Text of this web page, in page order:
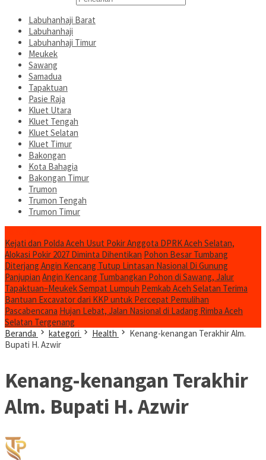
Labuhanhaji Barat
Labuhanhaji
Labuhanhaji Timur
Meukek
Sawang
Samadua
Tapaktuan
Pasie Raja
Kluet Utara
Kluet Tengah
Kluet Selatan
Kluet Timur
Bakongan
Kota Bahagia
Bakongan Timur
Trumon
Trumon Tengah
Trumon Timur
Kejati dan Polda Aceh Usut Pokir Anggota DPRK Aceh Selatan,
Alokasi Pokir 2027 Diminta Dihentikan Pohon Besar Tumbang
Diterjang Angin Kencang Tutup Lintasan Nasional Di Gunung
Panjupian Angin Kencang Tumbangkan Pohon di Sawang, Jalur
Tapaktuan–Meukek Sempat Lumpuh Pemkab Aceh Selatan Terima
Bantuan Excavator dari KKP untuk Percepat Pemulihan
Pascabencana Hujan Lebat, Jalan Nasional di Ladang Rimba Aceh
Selatan Tergenang
Beranda
kategori Health
Kenang-kenangan Terakhir Alm.
Bupati H. Azwir
Kenang-kenangan Terakhir
Alm. Bupati H. Azwir